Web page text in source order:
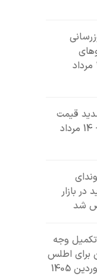
پرفروش (۱۴ مرداد
قیمت
تایر سواری - 14 مرداد
در بازار
شد
وجه
برای اطلس